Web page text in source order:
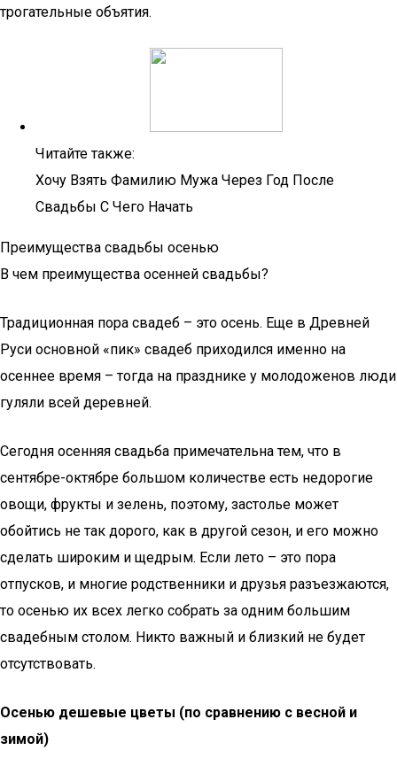
трогательные объятия.
Читайте также:
Хочу Взять Фамилию Мужа Через Год После
Свадьбы С Чего Начать
Преимущества свадьбы осенью
В чем преимущества осенней свадьбы?
Традиционная пора свадеб – это осень. Еще в Древней
Руси основной «пик» свадеб приходился именно на
осеннее время – тогда на празднике у молодоженов люди
гуляли всей деревней.
Сегодня осенняя свадьба примечательна тем, что в
сентябре-октябре большом количестве есть недорогие
овощи, фрукты и зелень, поэтому, застолье может
обойтись не так дорого, как в другой сезон, и его можно
сделать широким и щедрым. Если лето – это пора
отпусков, и многие родственники и друзья разъезжаются,
то осенью их всех легко собрать за одним большим
свадебным столом. Никто важный и близкий не будет
отсутствовать.
Осенью дешевые цветы (по сравнению с весной и
зимой)